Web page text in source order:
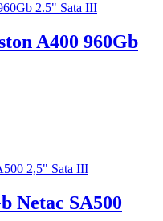
A400 960Gb
Netac SA500